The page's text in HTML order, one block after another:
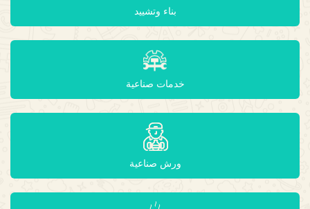
بناء وتشييد
خدمات صناعية
ورش صناعية